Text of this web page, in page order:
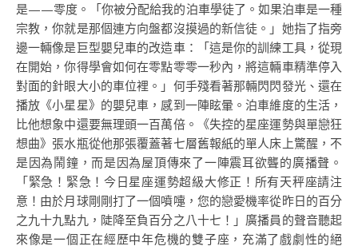
是——零度。「你被分配給我的泊車學徒了。如果泊車是一種
宗教，你就是那個連方向盤都沒摸過的新信徒。」她指了指旁
邊一輛像是巨型嬰兒車的改造車：「這是你的訓練工具，從現
在開始，你得學會如何在零點零零一秒內，將這輛車精準停入
對面的針眼大小的車位裡。」何手殘看著那輛閃閃發光、還在
播放《小星星》的嬰兒車，感到一陣眩暈。泊車維度的生活，
比他想象中還要無理頭一百萬倍。《失控的星座運勢與單戀狂
想曲》張水瓶從他那張覆蓋著七層舊報紙的單人床上驚醒，不
是因為鬧鐘，而是因為屋頂傳來了一陣震耳欲聾的廣播聲。
「緊急！緊急！今日星座運勢超級大修正！所有天秤座請注
意！由於月球剛剛打了一個噴嚏，您的戀愛機率從昨日的百分
之九十九點九，陡降至負百分之八十七！」廣播員的聲音聽起
來像是一個正在經歷中年危機的雙子座，充滿了戲劇性的絕